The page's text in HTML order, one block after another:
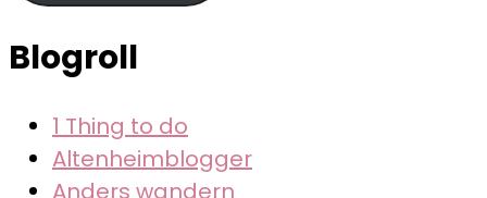
Blogroll
1 Thing to do
Altenheimblogger
Anders wandern